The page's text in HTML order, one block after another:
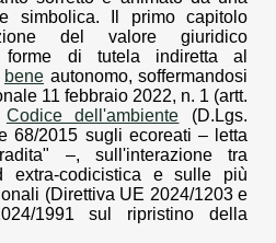
simbolica. Il primo capitolo
del valore giuridico
forme di tutela indiretta al
bene autonomo, soffermandosi
11 febbraio 2022, n. 1 (artt.
Codice dell'ambiente (D.Lgs.
68/2015 sugli ecoreati – letta
–, sull'interazione tra
extra-codicistica e sulle più
(Direttiva UE 2024/1203 e
1991 sul ripristino della